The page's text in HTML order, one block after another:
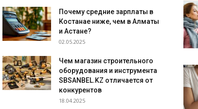
Почему средние зарплаты в
Костанае ниже, чем в Алматы
и Астане?
02.05.2025
Чем магазин строительного
оборудования и инструмента
SBSANBEL.KZ отличается от
конкурентов
18.04.2025